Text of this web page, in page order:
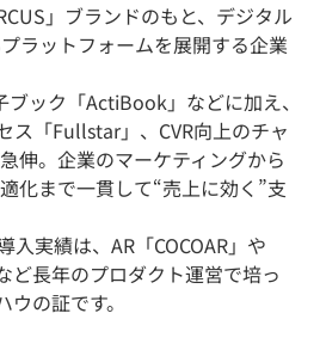
」ブランドのもと、デジタル
ラットフォームを展開する企業
ック「ActiBook」などに加え、
ス「Fullstar」、CVR向上のチャ
伸。企業のマーケティングから
化まで一貫して“売上に効く”支
入実績は、AR「COCOAR」や
ど長年のプロダクト運営で培っ
の証です。